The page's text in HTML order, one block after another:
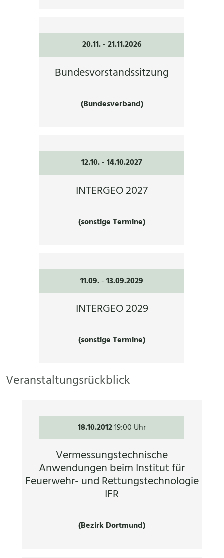
20.11. -21.11.2026
Bundesvorstandssitzung
(Bundesverband)
12.10.-14.10.2027
INTERGEO 2027
(sonstige Termine)
11.09.-13.09.2029
INTERGEO 2029
(sonstige Termine)
Veranstaltungsrückblick
18.10.201219:00 Uhr
Vermessungstechnische
Anwendungen beim Institut für
Feuerwehr- und Rettungstechnologie
IFR
(Bezirk Dortmund)